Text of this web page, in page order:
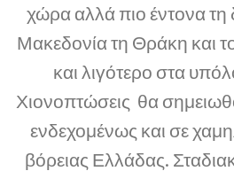
χώρα αλλά πιο έντονα τη
Μακεδονία τη Θράκη και
και λιγότερο στα
Χιονοπτώσεις θα
ενδεχομένως και σε
βόρειας Ελλάδας.